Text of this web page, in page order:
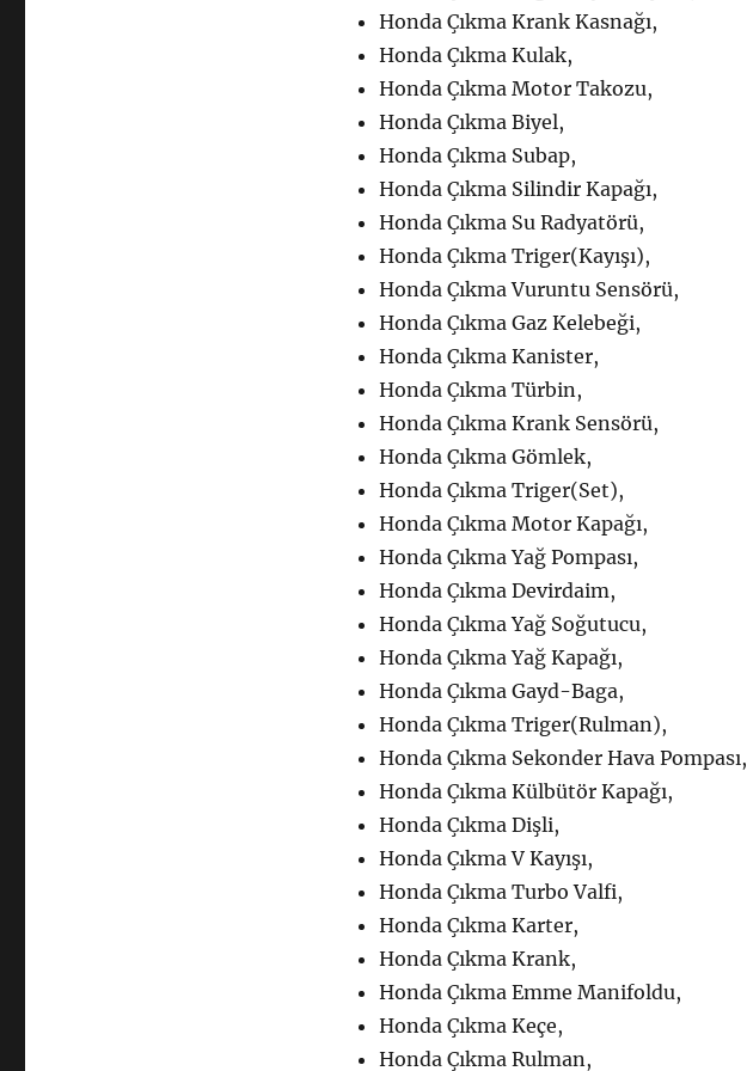
Honda Çıkma Krank Kasnağı,
Honda Çıkma Kulak,
Honda Çıkma Motor Takozu,
Honda Çıkma Biyel,
Honda Çıkma Subap,
Honda Çıkma Silindir Kapağı,
Honda Çıkma Su Radyatörü,
Honda Çıkma Triger(Kayışı),
Honda Çıkma Vuruntu Sensörü,
Honda Çıkma Gaz Kelebeği,
Honda Çıkma Kanister,
Honda Çıkma Türbin,
Honda Çıkma Krank Sensörü,
Honda Çıkma Gömlek,
Honda Çıkma Triger(Set),
Honda Çıkma Motor Kapağı,
Honda Çıkma Yağ Pompası,
Honda Çıkma Devirdaim,
Honda Çıkma Yağ Soğutucu,
Honda Çıkma Yağ Kapağı,
Honda Çıkma Gayd-Baga,
Honda Çıkma Triger(Rulman),
Honda Çıkma Sekonder Hava Pompası,
Honda Çıkma Külbütör Kapağı,
Honda Çıkma Dişli,
Honda Çıkma V Kayışı,
Honda Çıkma Turbo Valfi,
Honda Çıkma Karter,
Honda Çıkma Krank,
Honda Çıkma Emme Manifoldu,
Honda Çıkma Keçe,
Honda Çıkma Rulman,